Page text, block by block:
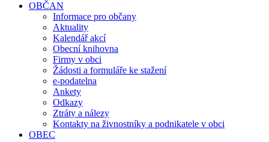
OBČAN
Informace pro občany
Aktuality
Kalendář akcí
Obecní knihovna
Firmy v obci
Žádosti a formuláře ke stažení
e-podatelna
Ankety
Odkazy
Ztráty a nálezy
Kontakty na živnostníky a podnikatele v obci
OBEC